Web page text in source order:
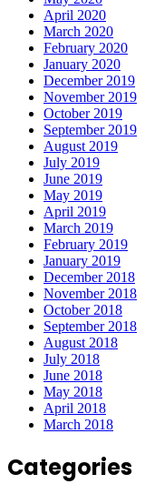
April 2020
March 2020
February 2020
January 2020
December 2019
November 2019
October 2019
September 2019
August 2019
July 2019
June 2019
May 2019
April 2019
March 2019
February 2019
January 2019
December 2018
November 2018
October 2018
September 2018
August 2018
July 2018
June 2018
May 2018
April 2018
March 2018
Categories